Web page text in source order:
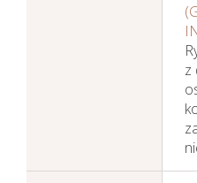
Sprawozdania
z